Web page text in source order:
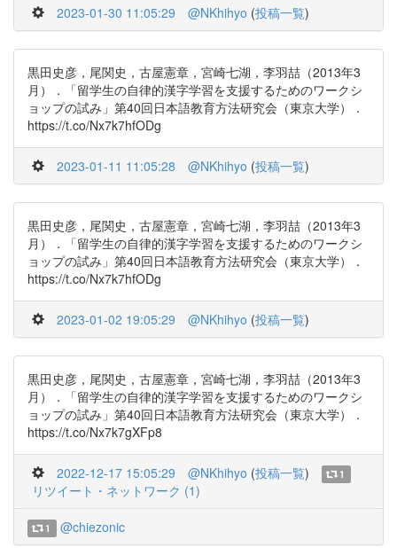
2023-01-30 11:05:29 @NKhihyo (投稿一覧)
黒田史彦，尾関史，古屋憲章，宮崎七湖，李羽喆（2013年3
月）．「留学生の自律的漢字学習を支援するためのワークシ
ョップの試み」第40回日本語教育方法研究会（東京大学）．
https://t.co/Nx7k7hfODg
2023-01-11 11:05:28 @NKhihyo (投稿一覧)
黒田史彦，尾関史，古屋憲章，宮崎七湖，李羽喆（2013年3
月）．「留学生の自律的漢字学習を支援するためのワークシ
ョップの試み」第40回日本語教育方法研究会（東京大学）．
https://t.co/Nx7k7hfODg
2023-01-02 19:05:29 @NKhihyo (投稿一覧)
黒田史彦，尾関史，古屋憲章，宮崎七湖，李羽喆（2013年3
月）．「留学生の自律的漢字学習を支援するためのワークシ
ョップの試み」第40回日本語教育方法研究会（東京大学）．
https://t.co/Nx7k7gXFp8
2022-12-17 15:05:29 @NKhihyo (投稿一覧) 1
リツイート・ネットワーク (1)
1 @chiezonic